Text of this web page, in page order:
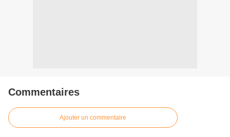
Commentaires
Ajouter un commentaire